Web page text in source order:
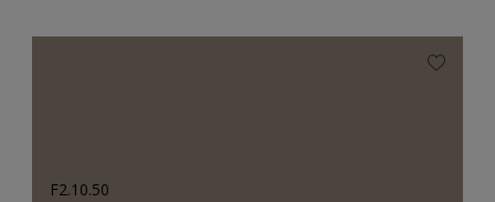
F2.10.50